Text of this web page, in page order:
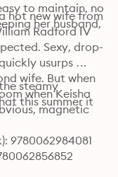
to maintain, no
her husband,
hot new wife from
Radford IV
Sexy, drop-
usurps
wife. But when
when Keisha
magnetic
steamy
this summer it
9780062984081